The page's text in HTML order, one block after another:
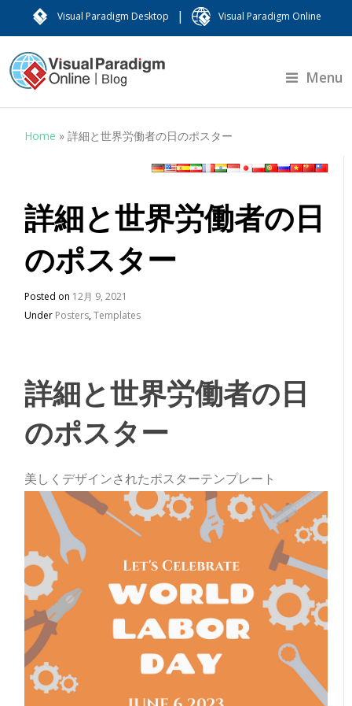
Visual Paradigm Desktop | Visual Paradigm Online
Menu
Home »詳細と世界労働者の日のポスター
詳細と世界労働者の日
のポスター
Posted on 12月 9, 2021
Under Posters,Templates
詳細と世界労働者の日
のポスター
美しくデザインされたポスターテンプレート